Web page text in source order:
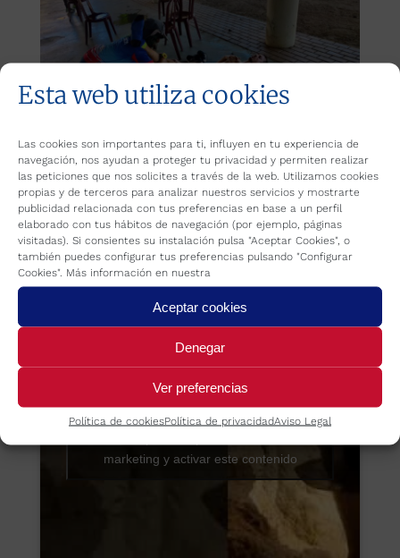
Esta web utiliza cookies
Las cookies son importantes para ti, influyen en tu experiencia de
navegación, nos ayudan a proteger tu privacidad y permiten realizar
las peticiones que nos solicites a través de la web. Utilizamos cookies
propias y de terceros para analizar nuestros servicios y mostrarte
publicidad relacionada con tus preferencias en base a un perfil
elaborado con tus hábitos de navegación (por ejemplo, páginas
visitadas). Si consientes su instalación pulsa "Aceptar Cookies", o
también puedes configurar tus preferencias pulsando "Configurar
Cookies". Más información en nuestra
Aceptar cookies
Denegar
Ver preferencias
Política de cookiesPolítica de privacidadAviso Legal
marketing y activar este contenido